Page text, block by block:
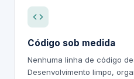
Código sob medida
Nenhuma linha de código
Desenvolvimento limpo,